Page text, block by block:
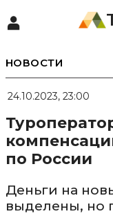
НОВОСТИ
24.10.2023, 23:00
по России
Деньги на
выделены, но